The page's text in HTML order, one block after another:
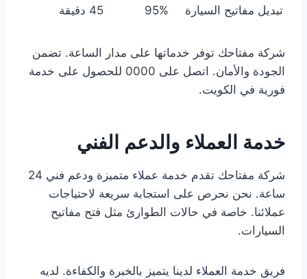
تبديل مفاتيح السيارة
95% 45 دقيقة
شركة مفتاحك توفر خدماتها على مدار الساعة. تضمن
الجودة والأمان. اتصل على 0000 للحصول على خدمة
فورية في الكويت.
خدمة العملاء والدعم الفني
شركة مفتاحك تقدم خدمة عملاء متميزة ودعم فني 24
ساعة. نحن نحرص على استجابة سريعة لاحتياجات
عملائنا. خاصة في حالات الطوارئ مثل فتح مفاتيح
السيارات.
فريق خدمة العملاء لدينا يتميز بالخبرة والكفاءة. لديه